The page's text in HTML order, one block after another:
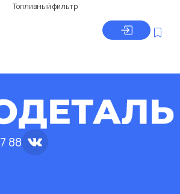
Топливный фильтр
88